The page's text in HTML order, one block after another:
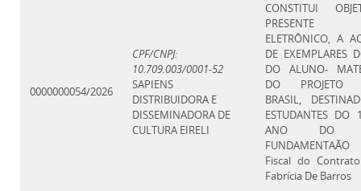
0000000054/2026
CPF/CNPJ:
10.709.003/0001-52
SAPIENS
DISTRIBUIDORA E
DISSEMINADORA DE
CULTURA EIRELI
CONSTITUI
PRESENTE
ELETRÔNICO, A
DE EXEMPLARES
DO ALUNO-
DO PROJETO
BRASIL,
ESTUDANTES DO
ANO DO
FUNDAMENTAÃO
Fiscal do
Fabrícia De Barros